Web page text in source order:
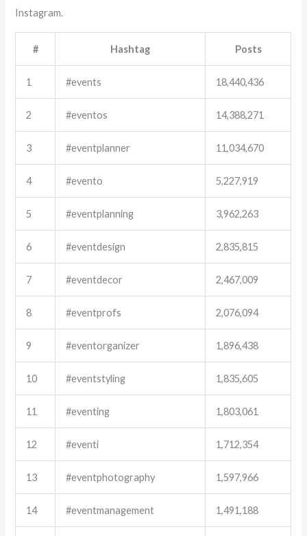
Instagram.
# Hashtag Posts
1 #events 18,440,436
2 #eventos 14,388,271
3 #eventplanner 11,034,670
4 #evento 5,227,919
5 #eventplanning 3,962,263
6 #eventdesign 2,835,815
7 #eventdecor 2,467,009
8 #eventprofs 2,076,094
9 #eventorganizer 1,896,438
10 #eventstyling 1,835,605
11 #eventing 1,803,061
12 #eventi 1,712,354
13 #eventphotography 1,597,966
14 #eventmanagement 1,491,188